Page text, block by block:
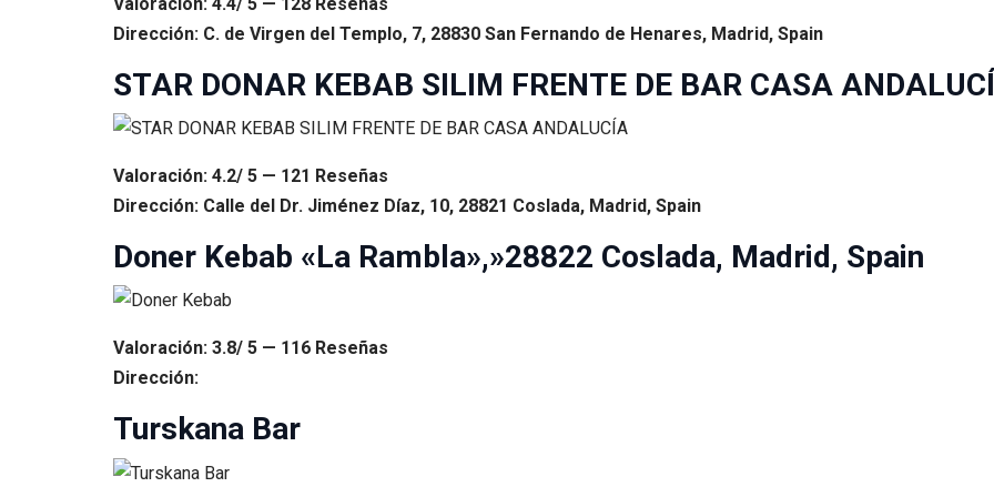
Dirección: C. de Virgen del Templo, 7, 28830 San Fernando de Henares, Madrid, Spain
STAR DONAR KEBAB SILIM FRENTE DE BAR CASA
Valoración: 4.2/ 5 — 121 Reseñas
Dirección: Calle del Dr. Jiménez Díaz, 10, 28821 Coslada, Madrid, Spain
Doner Kebab «La Rambla»,»28822 Coslada, Madrid, Spain
Valoración: 3.8/ 5 — 116 Reseñas
Dirección:
Turskana Bar